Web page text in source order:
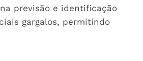
previsão e identificação
gargalos, permitindo